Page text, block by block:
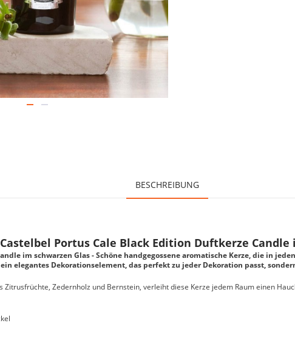
BESCHREIBUNG
Portus Cale Black Edition Duftkerze
im schwarzen Glas- Schöne handgegossene aromatische Kerze, die in
elegantes Dekorationselement, das perfekt zu jeder Dekoration passt,
Zedernholz und Bernstein, verleiht diese Kerze jedem Raum einen